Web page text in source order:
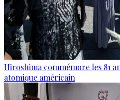
Hiroshima commémore les 81
atomique américain